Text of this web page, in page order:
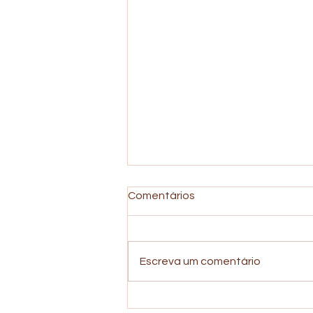
Comentários
Escreva um comentário